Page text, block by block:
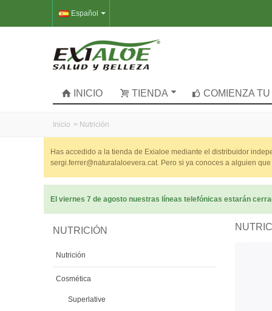
Español
INICIO TIENDA COMIENZA
Inicio > Nutrición
Has accedido a la tienda de Exialoe mediante el distribuidor
sergi.ferrer@naturalaloevera.cat. Pero si ya conoces a alguien
El viernes 7 de agosto nuestras líneas telefónicas estarán
NUTRICIÓN
Nutrición
Cosmética
Superlative